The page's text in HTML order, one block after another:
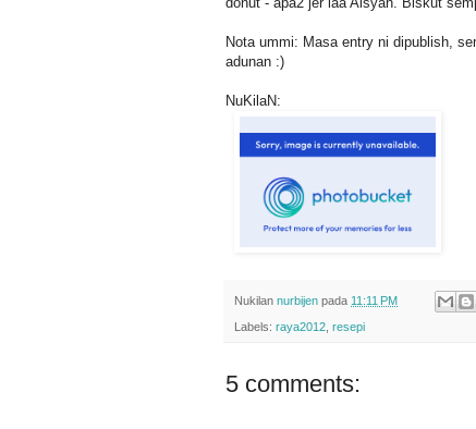
Nota ummi: Masa entry ni dipublish,
adunan :)
NuKilaN:
Nukilan nurbijen pada 11:11 PM
Labels: raya2012 resepi
5 comments: